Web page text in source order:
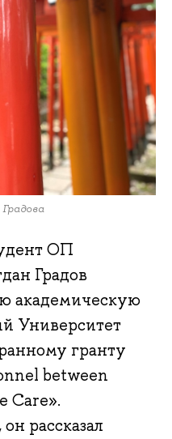
ОП
Градов
академическую
Университет
гранту
between
Care».
рассказал